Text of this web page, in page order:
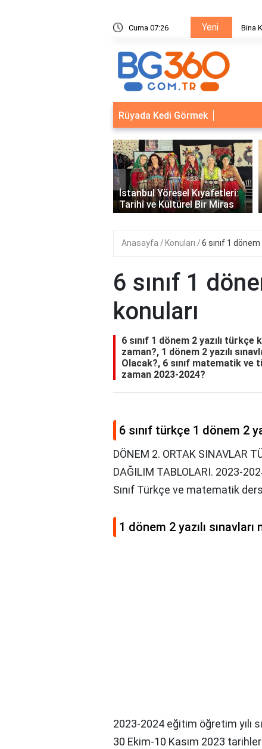
Cuma 07:26 Yeni
Sistemleri: Akıllı Kilit ve Çelik Gövde Çözümleri Bina
Rüyada Kedi Görmek
İstanbul Yöresel Kıyafetleri:
Tarihî ve Kültürel Bir Miras
‹
Anasayfa Konuları 6 sınıf 1
6 sınıf 1
konuları
6 sınıf 1 dönem 2 yazılı türkçe
zaman?, 1 dönem 2 yazılı
Olacak?, 6 sınıf matematik ve
zaman 2023-2024?
6 sınıf türkçe 1 dönem 2
DÖNEM 2. ORTAK SINAVLAR
DAĞILIM TABLOLARI. 2023-
Sınıf Türkçe ve matematik
1 dönem 2 yazılı sınavları
2023-2024 eğitim öğretim yılı
30 Ekim-10 Kasım 2023